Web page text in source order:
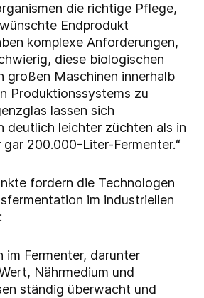
die richtige Pflege,
Endprodukt
komplexe Anforderungen,
diese biologischen
großen Maschinen innerhalb
Produktionssystems zu
lassen sich
deutlich leichter züchten als in
200.000-Liter-Fermenter.“
fordern die Technologen
im industriellen
im Fermenter, darunter
Nährmedium und
ständig überwacht und